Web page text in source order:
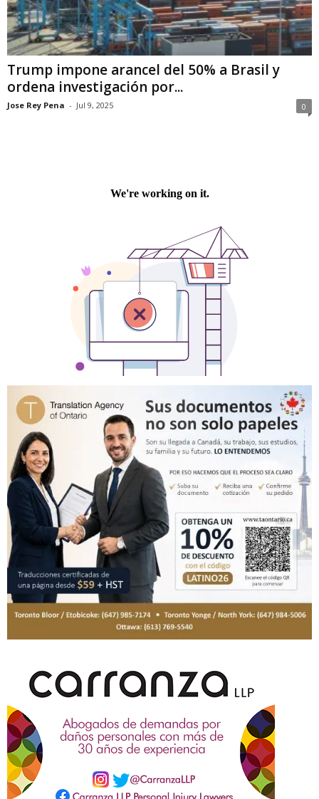
Trump impone arancel del 50% a Brasil y
ordena investigación por...
Jose Rey Pena - Jul 9, 2025 0